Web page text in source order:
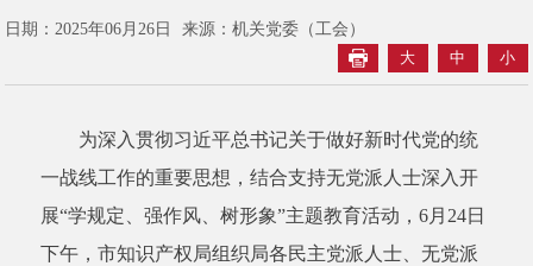
日期：2025年06月26日
来源：机关党委（工会）
大
中 小
为深入贯彻习近平总书记关于做好新时代党的统
一战线工作的重要思想，结合支持无党派人士深入开
展“学规定、强作风、树形象”主题教育活动，6月24日
下午，市知识产权局组织局各民主党派人士、无党派